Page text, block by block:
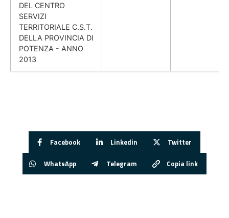
DEL CENTRO
SERVIZI
TERRITORIALE C.S.T.
DELLA PROVINCIA DI
POTENZA - ANNO
2013
Facebook Linkedin Twitter
WhatsApp Telegram Copia link